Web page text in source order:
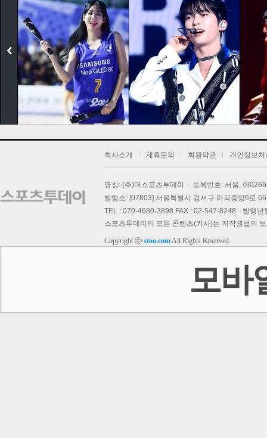
보
회사소개 제휴문의 회원약관 개인정보처
명칭: (주)더스포츠투데이
등록번호: 서울, 아
발행소: [07803] 서울특별시 강서구 마곡중앙6로
TEL : 070-4680-3898 FAX : 02-547-8248
발행년
스포츠투데이의 모든 콘텐츠(기사)는 저작권법의
Copyright ⓒ stoo.comAll Rights Reserved.
모바